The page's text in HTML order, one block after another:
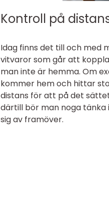
Kontroll på
Idag finns det till och med
vitvaror som går att
man inte är hemma. Om
kommer hem och hittar
distans för att på det
därtill bör man noga tänka
sig av framöver.